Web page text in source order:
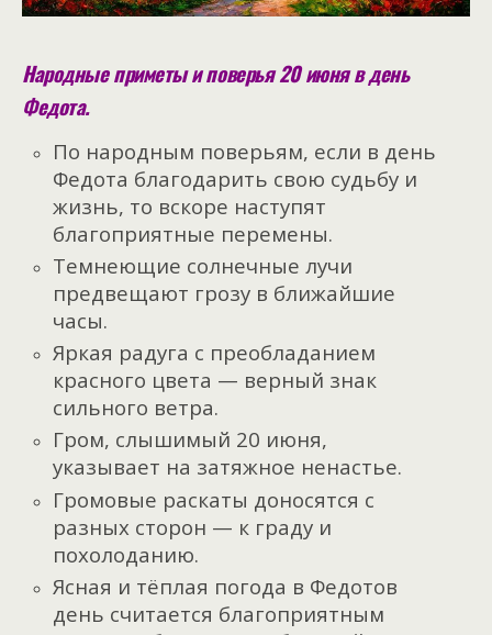
Народные приметы и поверья 20 июня в день
Федота.
По народным поверьям, если в день
Федота благодарить свою судьбу и
жизнь, то вскоре наступят
благоприятные перемены.
Темнеющие солнечные лучи
предвещают грозу в ближайшие
часы.
Яркая радуга с преобладанием
красного цвета — верный знак
сильного ветра.
Гром, слышимый 20 июня,
указывает на затяжное ненастье.
Громовые раскаты доносятся с
разных сторон — к граду и
похолоданию.
Ясная и тёплая погода в Федотов
день считается благоприятным